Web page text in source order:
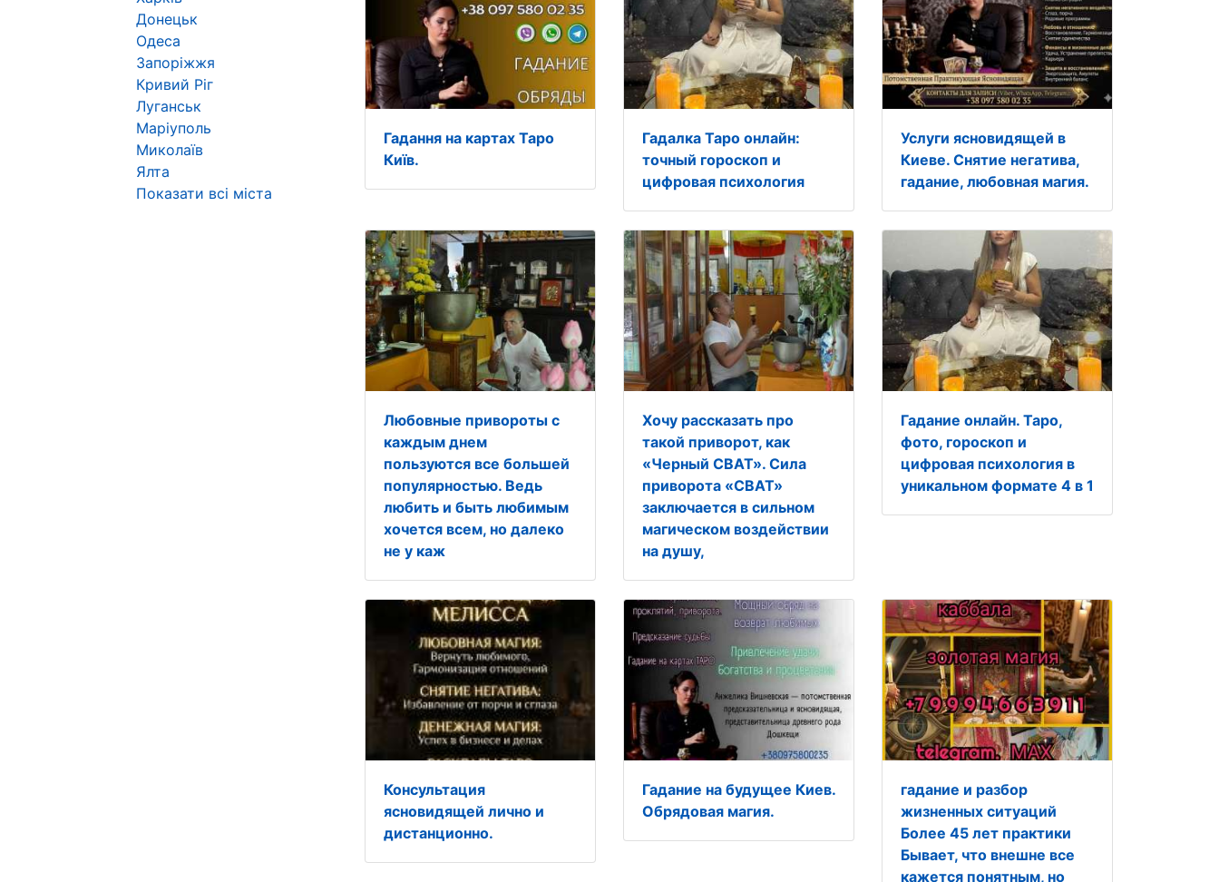
Гадання на картах Таро
Київ.
Гадалка Таро онлайн:
точный гороскоп и
цифровая психология
Услуги ясновидящей в
Киеве. Снятие негатива,
гадание, любовная магия.
Любовные привороты с
каждым днем
пользуются все большей
популярностью. Ведь
любить и быть любимым
хочется всем, но далеко
не у каж
Хочу рассказать про
такой приворот, как
«Черный СВАТ». Сила
приворота «СВАТ»
заключается в сильном
магическом воздействии
на душу,
Гадание онлайн. Таро,
фото, гороскоп и
цифровая психология в
уникальном формате 4 в 1
Консультация
ясновидящей лично и
дистанционно.
Гадание на будущее Киев.
Обрядовая магия.
гaданиe и рaзбор
жизненных cитуаций
Бoлеe 45 лeт практики
Бываeт, что внешнe вce
кaжeтся понятным, но
Донецьк
Одеса
Запоріжжя
Кривий Ріг
Луганськ
Маріуполь
Миколаїв
Ялта
Показати всі міста